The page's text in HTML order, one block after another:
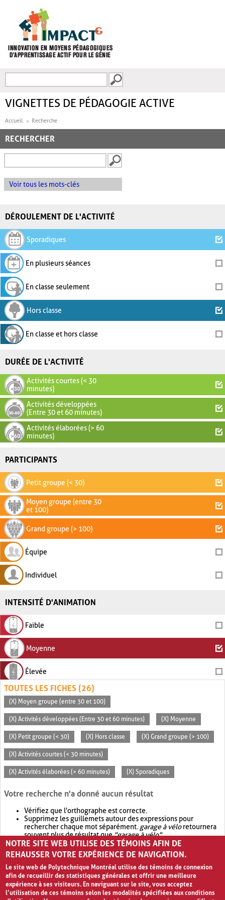
FORMULAIRE DE
VIGNETTES DE PÉDAGOGIE ACTIVE
Accueil Recherche
RECHERCHER
Voir tous les mots-clés
DÉROULEMENT DE L'ACTIVITÉ
Sporadiques
En plusieurs séances
En classe seulement
Hors classe
En classe et hors classe
DURÉE DE L'ACTIVITÉ
Activités courtes (< 30
minutes)
Activités développées
(Entre 30 et 60 minutes)
Activités élaborées (> 60
minutes)
PARTICIPANTS
Petit groupe (< 30)
Moyen groupe (entre 30
et 100)
Grand groupe (> 100)
Équipe
Individuel
INTENSITÉ D'ANIMATION
Faible
Moyenne
Élevée
TOUTES LES FICHES (26)
(X) Moyen groupe (entre 30 et 100)
(X) Activités développées (Entre 30 et 60 minutes) (X) Moyenne
(X) Petit groupe (< 30) (X) Hors classe (X) Grand groupe (> 100)
(X) Activités courtes (< 30 minutes)
(X) Activités élaborées (> 60 minutes) (X) Sporadiques
Votre recherche n'a donné aucun résultat
Vérifiez que l'orthographe est correcte.
Supprimez les guillemets autour des expressions pour
rechercher chaque mot séparément. garage à véloretournera
souvent plus de résultat que"garage à vélo".
Envisagez d'élargir votre recherche avec OR.garage OR vélo
retournera souvent plus de résultat quegarage à vélo
NOTRE SITE WEB UTILISE DES TÉMOINS AFIN DE
REHAUSSER VOTRE EXPÉRIENCE DE NAVIGATION.
Le site web de Polytechnique Montréal utilise des témoins de connexion
afin de recueillir des statistiques générales et offrir une meilleure
expérience à ses visiteurs. En naviguant sur le site, vous acceptez
l’utilisation de ces témoins selon les modalités spécifiées aux conditions